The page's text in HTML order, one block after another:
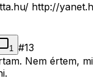
http://
1 #13
Nem értem,